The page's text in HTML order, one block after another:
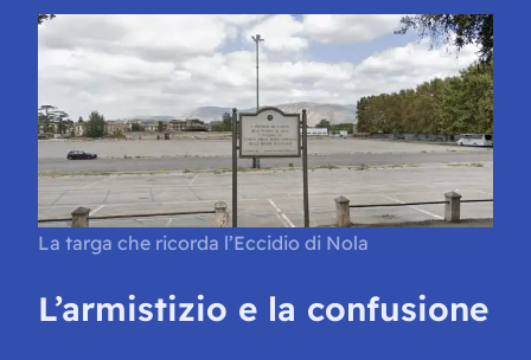
La targa che ricorda l’Eccidio di Nola
L’armistizio e la confusione